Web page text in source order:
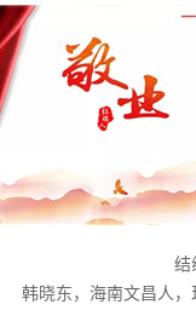
结
韩晓东，海南文昌人，